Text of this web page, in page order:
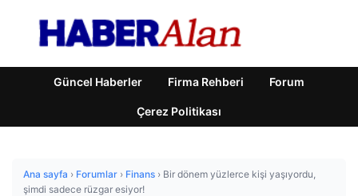
Güncel Haberler Firma Rehberi Forum
Çerez Politikası
Ana sayfa › Forumlar › Finans › Bir dönem yüzlerce kişi yaşıyordu,
şimdi sadece rüzgar esiyor!